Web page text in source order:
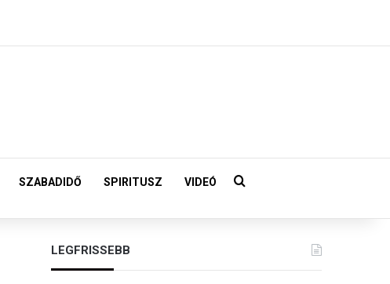
SZABADIDŐ SPIRITUSZ VIDEÓ Keresés:
LEGFRISSEBB